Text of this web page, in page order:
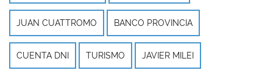
JUAN CUATTROMO BANCO PROVINCIA
CUENTA DNI TURISMO JAVIER MILEI